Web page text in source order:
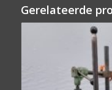
Gerelateerde